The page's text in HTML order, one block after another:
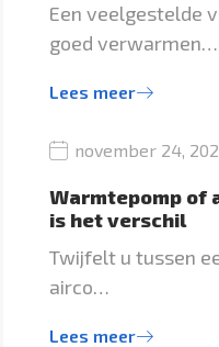
Een veelgestelde
goed verwarmen…
Lees meer
november 24,
Warmtepomp of
is het verschil
Twijfelt u tussen
airco…
Lees meer